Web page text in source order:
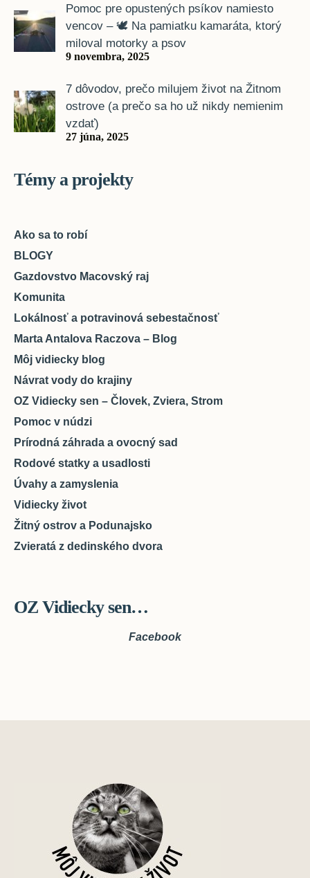
Pomoc pre opustených psíkov namiesto
vencov – 🕊️ Na pamiatku kamaráta, ktorý
miloval motorky a psov
9 novembra, 2025
7 dôvodov, prečo milujem život na Žitnom
ostrove (a prečo sa ho už nikdy nemienim
vzdať)
27 júna, 2025
Témy a projekty
Ako sa to robí
BLOGY
Gazdovstvo Macovský raj
Komunita
Lokálnosť a potravinová sebestačnosť
Marta Antalova Raczova – Blog
Môj vidiecky blog
Návrat vody do krajiny
OZ Vidiecky sen – Človek, Zviera, Strom
Pomoc v núdzi
Prírodná záhrada a ovocný sad
Rodové statky a usadlosti
Úvahy a zamyslenia
Vidiecky život
Žitný ostrov a Podunajsko
Zvieratá z dedinského dvora
OZ Vidiecky sen…
Facebook